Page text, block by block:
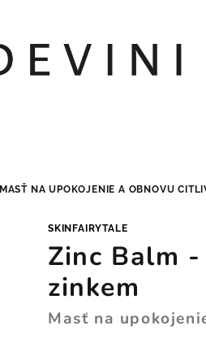
MASŤ NA UPOKOJENIE A OBNOVU
SKINFAIRYTALE
Zinc Balm
zinkem
Masť na